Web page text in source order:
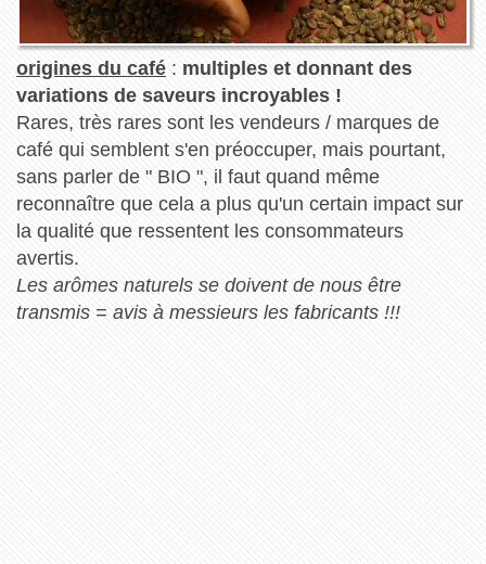
origines du café: multiples et donnant des
variations de saveurs incroyables !
Rares, très rares sont les vendeurs / marques de
café qui semblent s'en préoccuper, mais pourtant,
sans parler de " BIO ", il faut quand même
reconnaître que cela a plus qu'un certain impact sur
la qualité que ressentent les consommateurs
avertis.
Les arômes naturels se doivent de nous être
transmis = avis à messieurs les fabricants !!!